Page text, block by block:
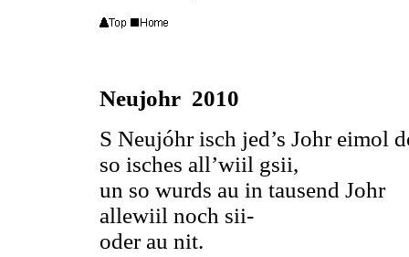
Neujohr 2010
S Neujóhr isch jed’s Johr eimol
so isches all’wiil gsii,
un so wurds au in tausend Johr
allewiil noch sii-
oder au nit.